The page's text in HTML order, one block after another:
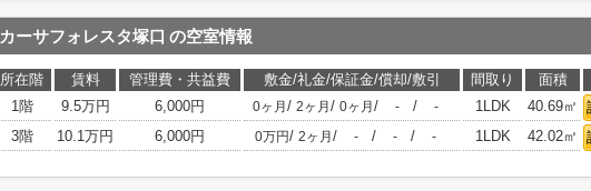
カーサフォレスタ塚口 の空室情報
所在階 賃料 管理費・共益費 敷金/礼金/保証金/償却/敷引 間取り 面積
1階
9.5万円 6,000円 0ヶ月 / 2ヶ月 / 0ヶ月 / - / - 1LDK 40.69㎡
3階
10.1万円 6,000円 0万円/ 2ヶ月 / - / - / - 1LDK 42.02㎡